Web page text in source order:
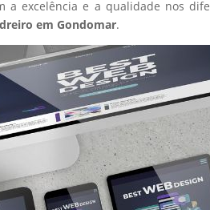
a excelência e a qualidade nos
em Gondomar.